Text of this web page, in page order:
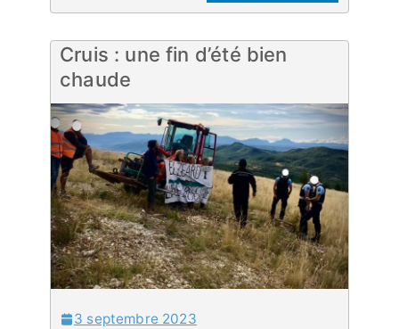
Cruis : une fin d’été bien
chaude
3 septembre 2023